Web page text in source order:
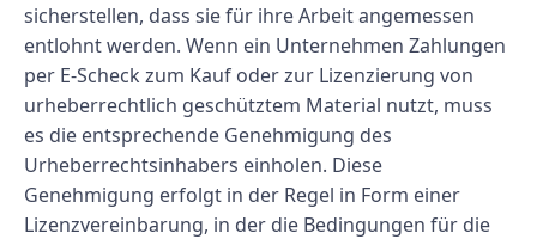
sicherstellen, dass sie für ihre Arbeit angemessen
entlohnt werden. Wenn ein Unternehmen Zahlungen
per E-Scheck zum Kauf oder zur Lizenzierung von
urheberrechtlich geschütztem Material nutzt, muss
es die entsprechende Genehmigung des
Urheberrechtsinhabers einholen. Diese
Genehmigung erfolgt in der Regel in Form einer
Lizenzvereinbarung, in der die Bedingungen für die